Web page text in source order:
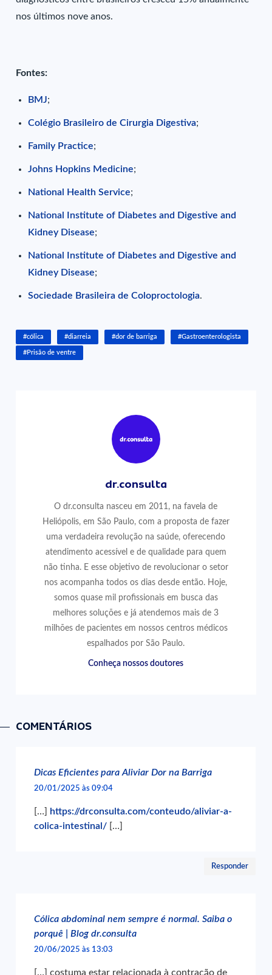
nos últimos nove anos.
Fontes:
BMJ;
Colégio Brasileiro de Cirurgia Digestiva;
Family Practice;
Johns Hopkins Medicine;
National Health Service;
National Institute of Diabetes and Digestive and
Kidney Disease;
National Institute of Diabetes and Digestive and
Kidney Disease;
Sociedade Brasileira de Coloproctologia.
#cólica #diarreia #dor de barriga #Gastroenterologista
#Prisão de ventre
dr.consulta
O dr.consulta nasceu em 2011, na favela de
Heliópolis, em São Paulo, com a proposta de fazer
uma verdadeira revolução na saúde, oferecendo
atendimento acessível e de qualidade para quem
não tinha. E esse objetivo de revolucionar o setor
nos acompanha todos os dias desde então. Hoje,
somos quase mil profissionais em busca das
melhores soluções e já atendemos mais de 3
milhões de pacientes em nossos centros médicos
espalhados por São Paulo.
Conheça nossos doutores
COMENTÁRIOS
Dicas Eficientes para Aliviar Dor na Barriga
20/01/2025 às 09:04
[…] https://drconsulta.com/conteudo/aliviar-a-
colica-intestinal/ […]
Responder
Cólica abdominal nem sempre é normal. Saiba o
porquê | Blog dr.consulta
20/06/2025 às 13:03
[…] costuma estar relacionada à contração de